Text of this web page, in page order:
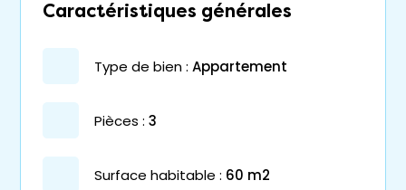
Caractéristiques générales
type de bien : appartement
pièces : 3
surface habitable : 60 m2